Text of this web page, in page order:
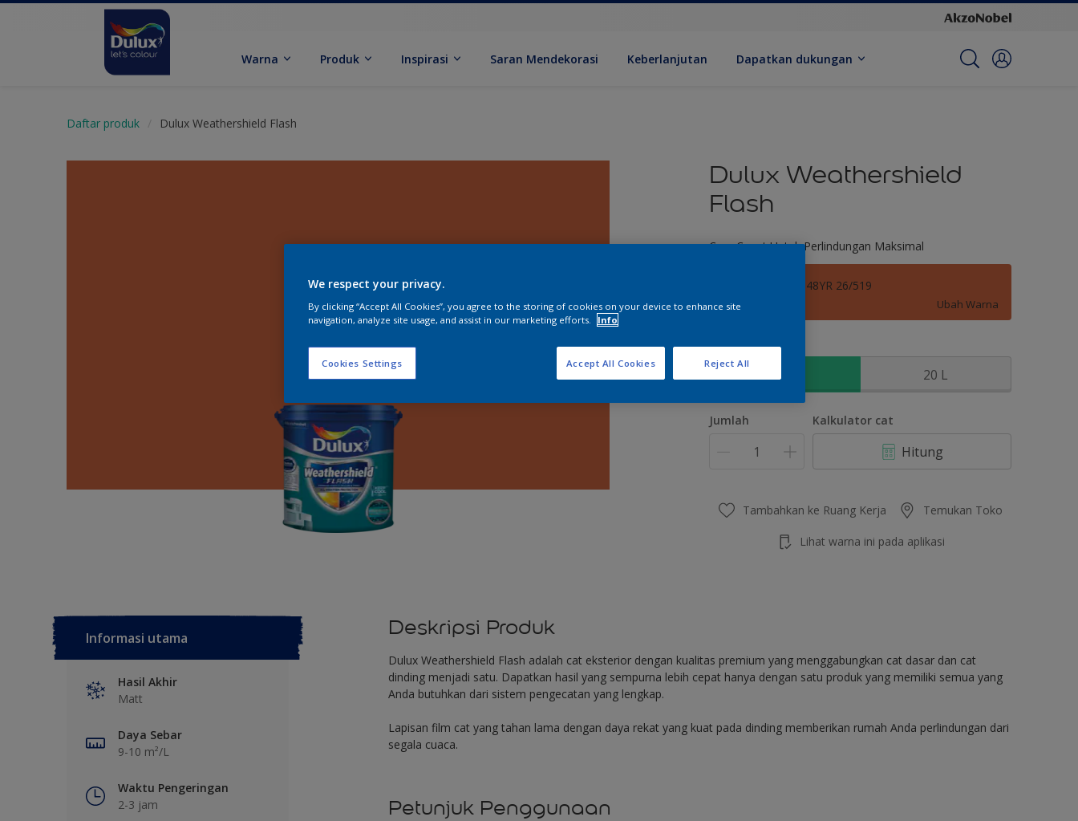
Warna Produk Inspirasi Saran Mendekorasi Keberlanjutan Dapatkan dukungan
Daftar produk Dulux Weathershield Flash
Dulux Weathershield
Flash
Cara Cepat Untuk Perlindungan Maksimal
Autumn Walks 48YR 26/519
Ubah Warna
Ukuran
2.5 L 20 L
Jumlah Kalkulator cat
Hitung
Tambahkan ke Ruang Kerja Temukan Toko
Lihat warna ini pada aplikasi
Informasi utama
Hasil Akhir
Matt
Daya Sebar
9-10 m²/L
Waktu Pengeringan
2-3 jam
Deskripsi Produk
Dulux Weathershield Flash adalah cat eksterior dengan kualitas premium yang menggabungkan cat dasar dan cat
dinding menjadi satu. Dapatkan hasil yang sempurna lebih cepat hanya dengan satu produk yang memiliki semua yang
Anda butuhkan dari sistem pengecatan yang lengkap.
Lapisan film cat yang tahan lama dengan daya rekat yang kuat pada dinding memberikan rumah Anda perlindungan dari
segala cuaca.
Petunjuk Penggunaan
We respect your privacy.
By clicking “Accept All Cookies”, you agree to the storing of cookies on your device to enhance site
navigation, analyze site usage, and assist in our marketing efforts.
Info
Cookies Settings Reject All
Accept All Cookies